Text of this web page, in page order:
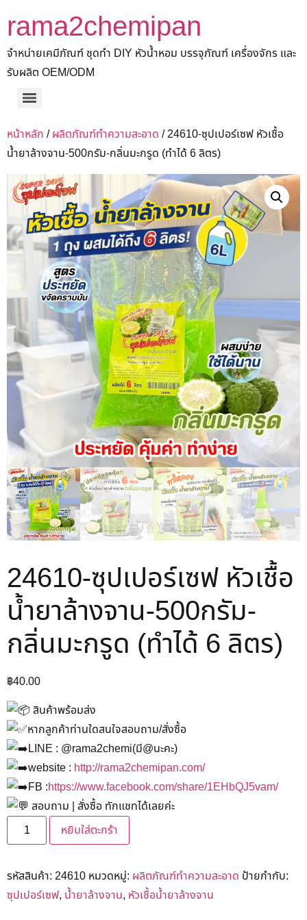
rama2chemipan
จำหน่ายเคมีภัณฑ์ ชุดทำ DIY หัวน้ำหอม บรรจุภัณฑ์ เครื่องจักร และ
รับผลิต OEM/ODM
หน้าหลัก /ผลิตภัณฑ์ทำความสะอาด / 24610-ซุปเปอร์เซฟ หัวเชื้อ
น้ำยาล้างจาน-500กรัม-กลิ่นมะกรูด (ทำได้ 6 ลิตร)
24610-ซุปเปอร์เซฟ หัวเชื้อ
น้ำยาล้างจาน-500กรัม-
กลิ่นมะกรูด (ทำได้ 6 ลิตร)
฿40.00
สินค้าพร้อมส่ง
หากลูกค้าท่านใดสนใจสอบถาม/สั่งซื้อ
LINE : @rama2chemi(มี@นะคะ)
website : http://rama2chemipan.com/
FB :https://www.facebook.com/share/1EHbQJ5vam/
สอบถาม | สั่งซื้อ ทักแชทได้เลยค่ะ
หยิบใส่ตะกร้า
รหัสสินค้า: 24610 หมวดหมู่: ผลิตภัณฑ์ทำความสะอาด ป้ายกำกับ:
ซุปเปอร์เซฟ, น้ำยาล้างจาน, หัวเชื้อน้ำยาล้างจาน